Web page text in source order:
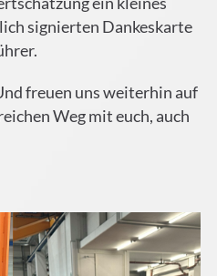
signierten Dankeskarte
freuen uns weiterhin auf
Weg mit euch, auch